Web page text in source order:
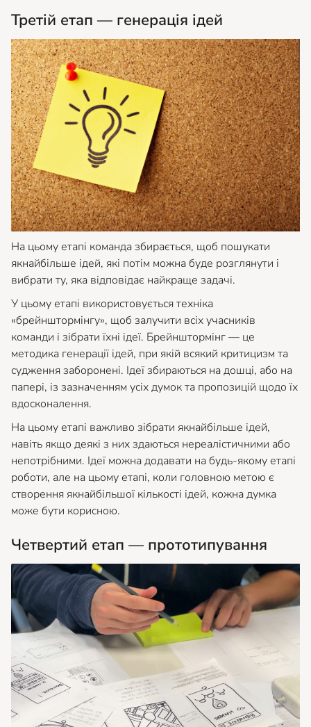
Третій етап — генерація ідей
На цьому етапі команда збирається, щоб пошукати
якнайбільше ідей, які потім можна буде розглянути і
вибрати ту, яка відповідає найкраще задачі.
У цьому етапі використовується техніка
«брейнштормінгу», щоб залучити всіх учасників
команди і зібрати їхні ідеї. Брейнштормінг — це
методика генерації ідей, при якій всякий критицизм та
судження заборонені. Ідеї збираються на дошці, або на
папері, із зазначенням усіх думок та пропозицій щодо їх
вдосконалення.
На цьому етапі важливо зібрати якнайбільше ідей,
навіть якщо деякі з них здаються нереалістичними або
непотрібними. Ідеї можна додавати на будь-якому етапі
роботи, але на цьому етапі, коли головною метою є
створення якнайбільшої кількості ідей, кожна думка
може бути корисною.
Четвертий етап — прототипування